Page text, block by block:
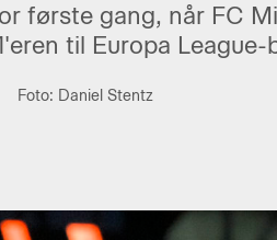
første gang, når FC
til Europa
Foto: Daniel Stentz